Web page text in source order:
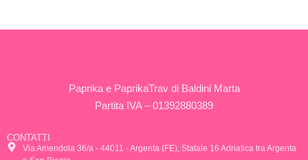
Paprika e PaprikaTrav di Baldini Marta
Partita IVA – 01392880389
CONTATTI
Via Amendola 36/a - 44011 - Argenta (FE), Statale 16 Adriatica tra Argenta